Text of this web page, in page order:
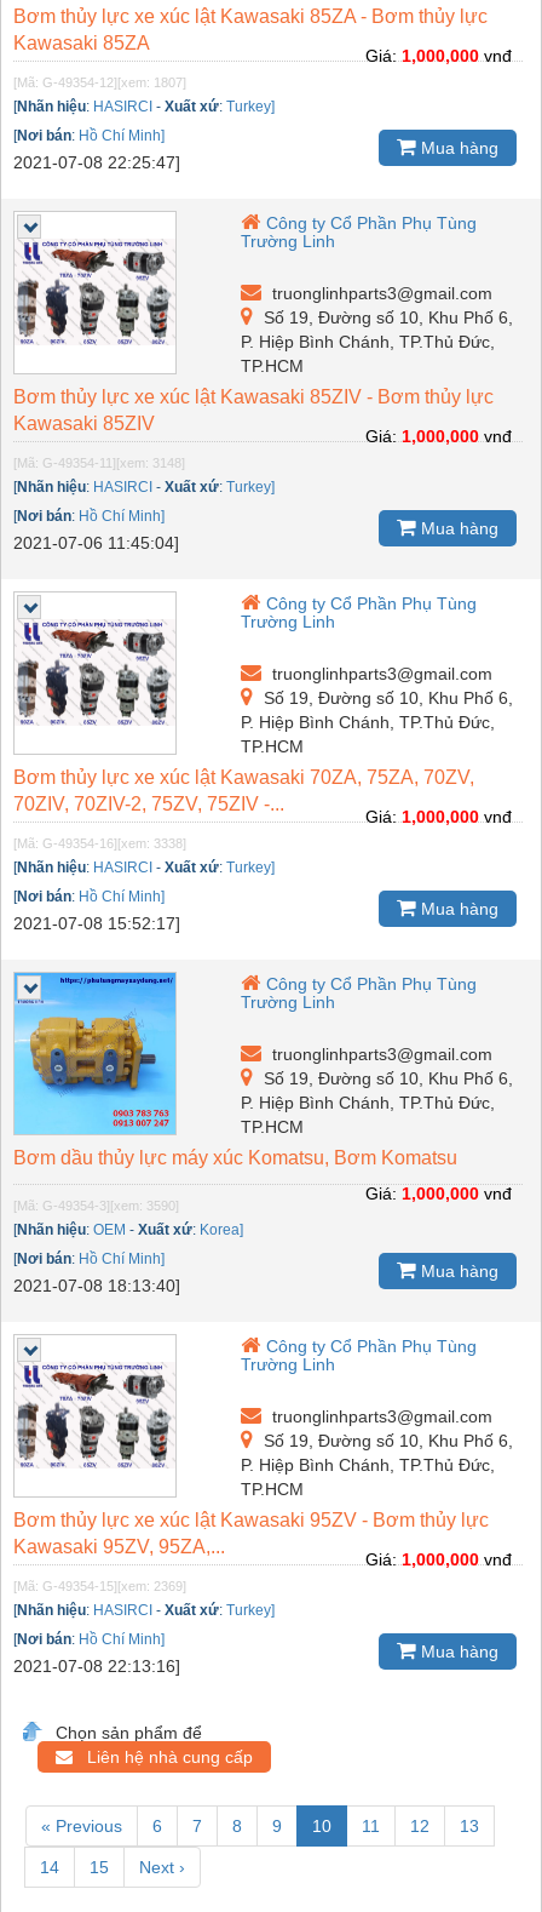
Bơm thủy lực xe xúc lật Kawasaki 85ZA - Bơm thủy lực
Kawasaki 85ZA
[Mã: G-49354-12][xem: 1807]
[Nhãn hiệu: HASIRCI - Xuất xứ: Turkey]
[Nơi bán: Hồ Chí Minh]
2021-07-08 22:25:47]
Giá: 1,000,000 vnđ
Mua hàng
Công ty Cổ Phần Phụ Tùng
Trường Linh
truonglinhparts3@gmail.com
Số 19, Đường số 10, Khu Phố 6,
P. Hiệp Bình Chánh, TP.Thủ Đức,
TP.HCM
Bơm thủy lực xe xúc lật Kawasaki 85ZIV - Bơm thủy lực
Kawasaki 85ZIV
[Mã: G-49354-11][xem: 3148]
[Nhãn hiệu: HASIRCI - Xuất xứ: Turkey]
[Nơi bán: Hồ Chí Minh]
2021-07-06 11:45:04]
Giá: 1,000,000 vnđ
Mua hàng
Công ty Cổ Phần Phụ Tùng
Trường Linh
truonglinhparts3@gmail.com
Số 19, Đường số 10, Khu Phố 6,
P. Hiệp Bình Chánh, TP.Thủ Đức,
TP.HCM
Bơm thủy lực xe xúc lật Kawasaki 70ZA, 75ZA, 70ZV,
70ZIV, 70ZIV-2, 75ZV, 75ZIV -...
[Mã: G-49354-16][xem: 3338]
[Nhãn hiệu: HASIRCI - Xuất xứ: Turkey]
[Nơi bán: Hồ Chí Minh]
2021-07-08 15:52:17]
Giá: 1,000,000 vnđ
Mua hàng
Công ty Cổ Phần Phụ Tùng
Trường Linh
truonglinhparts3@gmail.com
Số 19, Đường số 10, Khu Phố 6,
P. Hiệp Bình Chánh, TP.Thủ Đức,
TP.HCM
Bơm dầu thủy lực máy xúc Komatsu, Bơm Komatsu
[Mã: G-49354-3][xem: 3590]
[Nhãn hiệu: OEM - Xuất xứ: Korea]
[Nơi bán: Hồ Chí Minh]
2021-07-08 18:13:40]
Giá: 1,000,000 vnđ
Mua hàng
Công ty Cổ Phần Phụ Tùng
Trường Linh
truonglinhparts3@gmail.com
Số 19, Đường số 10, Khu Phố 6,
P. Hiệp Bình Chánh, TP.Thủ Đức,
TP.HCM
Bơm thủy lực xe xúc lật Kawasaki 95ZV - Bơm thủy lực
Kawasaki 95ZV, 95ZA,...
[Mã: G-49354-15][xem: 2369]
[Nhãn hiệu: HASIRCI - Xuất xứ: Turkey]
[Nơi bán: Hồ Chí Minh]
2021-07-08 22:13:16]
Giá: 1,000,000 vnđ
Mua hàng
Chọn sản phẩm để
Liên hệ nhà cung cấp
« Previous 6 7 8 9 10 11 12 13
14 15 Next ›